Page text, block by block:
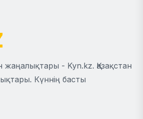
- Kyn.kz. Қазақстан
Күннің басты